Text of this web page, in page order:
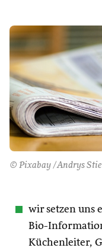
© Pixabay /Andrys
wir setzen uns
Bio-
Küchenleiter,